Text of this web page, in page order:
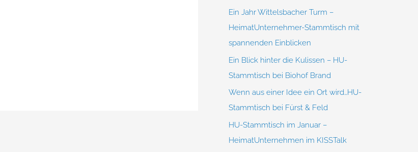
Ein Jahr Wittelsbacher Turm –
HeimatUnternehmer-Stammtisch mit
spannenden Einblicken
Ein Blick hinter die Kulissen – HU-
Stammtisch bei Biohof Brand
Wenn aus einer Idee ein Ort wird…HU-
Stammtisch bei Fürst & Feld
HU-Stammtisch im Januar –
HeimatUnternehmen im KISSTalk